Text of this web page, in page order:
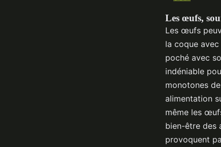
Les œufs,
Les œufs
la coque
poché avec
indéniable
monotones
alimentation
même les
bien-être des
provoquent